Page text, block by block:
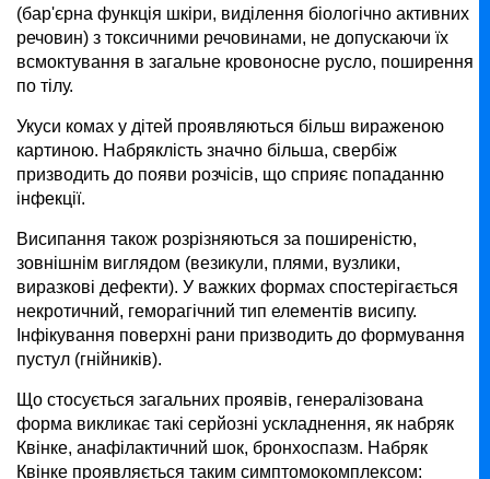
(бар'єрна функція шкіри, виділення біологічно активних
речовин) з токсичними речовинами, не допускаючи їх
всмоктування в загальне кровоносне русло, поширення
по тілу.
Укуси комах у дітей проявляються більш вираженою
картиною. Набряклість значно більша, свербіж
призводить до появи розчісів, що сприяє попаданню
інфекції.
Висипання також розрізняються за поширеністю,
зовнішнім виглядом (везикули, плями, вузлики,
виразкові дефекти). У важких формах спостерігається
некротичний, геморагічний тип елементів висипу.
Інфікування поверхні рани призводить до формування
пустул (гнійників).
Що стосується загальних проявів, генералізована
форма викликає такі серйозні ускладнення, як набряк
Квінке, анафілактичний шок, бронхоспазм. Набряк
Квінке проявляється таким симптомокомплексом: